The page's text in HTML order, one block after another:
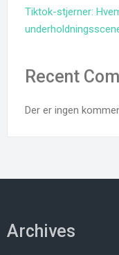
Tiktok-stjerner:
Recent
Der er ingen
Archives